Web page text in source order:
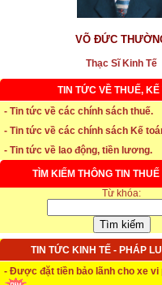
VÕ ĐỨC
Thạc Sĩ Kinh Tế
TIN TỨC VỀ THUẾ, KẾ
- Tin tức về các chính sách thuế.
- Tin tức về các chính sách Kế
- Tin tức về lao động, tiền lương.
TÌM KIẾM THÔNG TIN
Từ khóa:
TIN TỨC KINH TẾ - PHÁP
- Được đặt tiền bảo lãnh cho xe vi
* Thời hạn đăng ký bảo hiểm
* Thời hiệu xử phạt trong xây
* NHẬN SINH VIÊN THỰC TẬP